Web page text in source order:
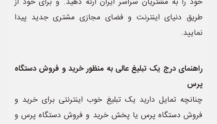
طریق دنیای اینترنت و فضای مجازی مشتری جدید پیدا
نمایید.
راهنمای درج یک تبلیغ عالی به منظور خرید و فروش دستگاه
پرس
چنانچه تمایل دارید یک تبلیغ خوب اینترنتی برای خرید و
فروش دستگاه پرس یا پخش خرید و فروش دستگاه پرس و